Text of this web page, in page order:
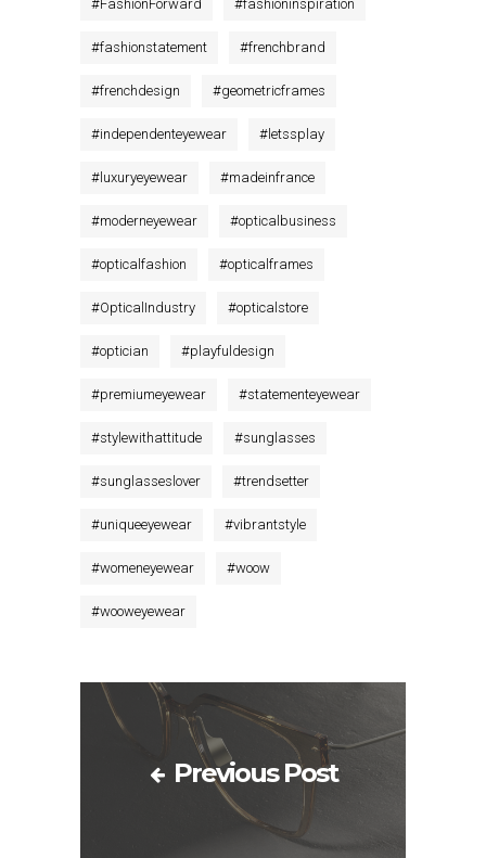
#FashionForward #fashioninspiration
#fashionstatement #frenchbrand
#frenchdesign #geometricframes
#independenteyewear #letssplay
#luxuryeyewear #madeinfrance
#moderneyewear #opticalbusiness
#opticalfashion #opticalframes
#OpticalIndustry #opticalstore
#optician #playfuldesign
#premiumeyewear #statementeyewear
#stylewithattitude #sunglasses
#sunglasseslover #trendsetter
#uniqueeyewear #vibrantstyle
#womeneyewear #woow
#wooweyewear
Previous Post